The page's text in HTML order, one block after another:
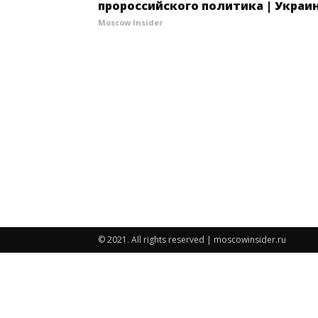
пророссийского политика |
Moscow Insider
© 2021. All rights reserved | moscowinsider.ru